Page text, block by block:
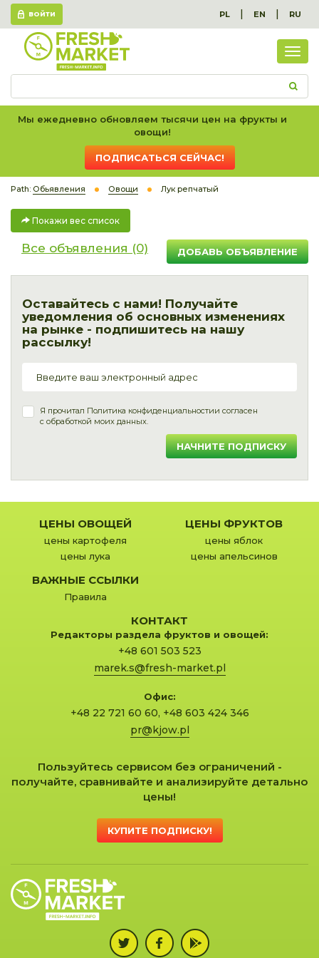
ВОЙТИ PL | EN | RU
вес
Мы ежедневно обновляем тысячи цен на фрукты и
овощи!
ПОДПИСАТЬСЯ СЕЙЧАС!
Path: Обьявления Овощи Лук репчатый
Покажи вес список
Все объявления (0) ДОБАВЬ ОБЪЯВЛЕНИЕ
Оставайтесь с нами! Получайте
уведомления об основных изменениях
на рынке - подпишитесь на нашу
рассылку!
Я прочитал Политика конфиденциальностии согласен
с обработкой моих данных.
НАЧНИТЕ ПОДПИСКУ
ЦЕНЫ ОВОЩЕЙ
цены картофеля
цены лука
ЦЕНЫ ФРУКТОВ
цены яблок
цены апельсинов
ВАЖНЫЕ ССЫЛКИ
Правила
КОНТАКТ
Редакторы раздела фруктов и овощей:
+48 601 503 523
marek.s@fresh-market.pl
Офис:
+48 22 721 60 60, +48 603 424 346
pr@kjow.pl
Пользуйтесь сервисом без ограничений -
получайте, сравнивайте и анализируйте детально
цены!
КУПИТЕ ПОДПИСКУ!